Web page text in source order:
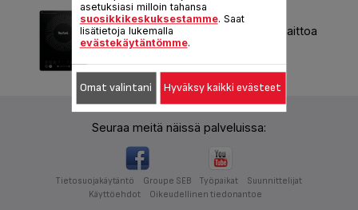
INDH HOB IH210
Helppoa ja tyylikästä ruoanlaittoa
Seuraa meitä näissä palveluissa:
Tietosuojakäytäntö Groupe SEB Työpaikat
Suunnittelijat
Käyttöehdot
Oikeudellinen tiedonantoe
asetuksiasi milloin tahansa
suosikkikeskuksestamme. Saat
lisätietoja lukemalla
evästekäytäntömme.
Omat valintani Hyväksy kaikki evästeet